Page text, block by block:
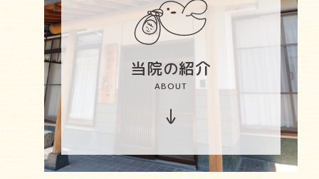
当院の紹介
ABOUT